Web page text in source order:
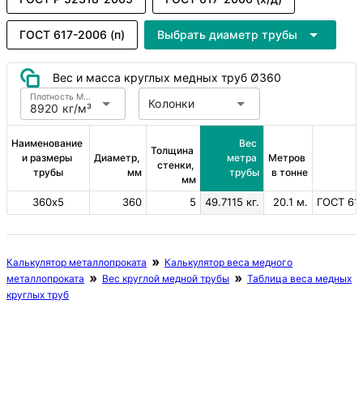
ГОСТ 617-2006 (п) Выбрать диаметр трубы
Вес и масса круглых медных труб Ø360
8920 кг/м³
Плотность Медь Колонки
Наименование
и размеры
трубы
Диаметр,
мм
Толщина
стенки,
мм
Вес
метра
трубы
Метров
в тонне
360х5 360 5 49.7115 кг. 20.1 м. ГОСТ
Калькулятор металлопроката
Калькулятор веса медного
металлопроката
Вес круглой медной трубы
Таблица веса медных
круглых труб